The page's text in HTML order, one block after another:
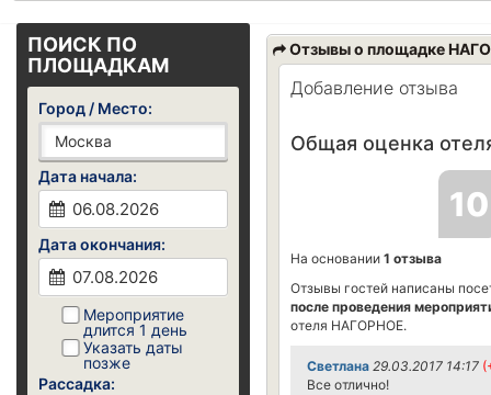
ПОИСК ПО
ПЛОЩАДКАМ
Город / Место:
Дата начала:
Дата окончания:
Мероприятие
длится 1 день
Указать даты
позже
Рассадка:
Отзывы о площадке
Добавление отзыва
Общая оценка
10
На основании 1 отзыва
Отзывы гостей написаны
после проведения
отеля НАГОРНОЕ.
Светлана 29.03.2017 14:17
Все отлично!